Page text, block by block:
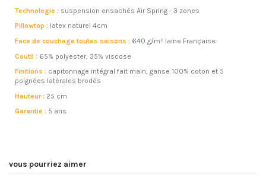
Technologie : suspension ensachés Air Spring - 3 zones
Pillowtop : latex naturel 4cm
Face de couchage toutes saisons : 640 g/m² laine Française
Coutil : 65% polyester, 35% viscose
Finitions : capitonnage intégral fait main, ganse 100% coton et 5
poignées latérales brodés
Hauteur : 25 cm
Garantie : 5 ans
vous pourriez aimer